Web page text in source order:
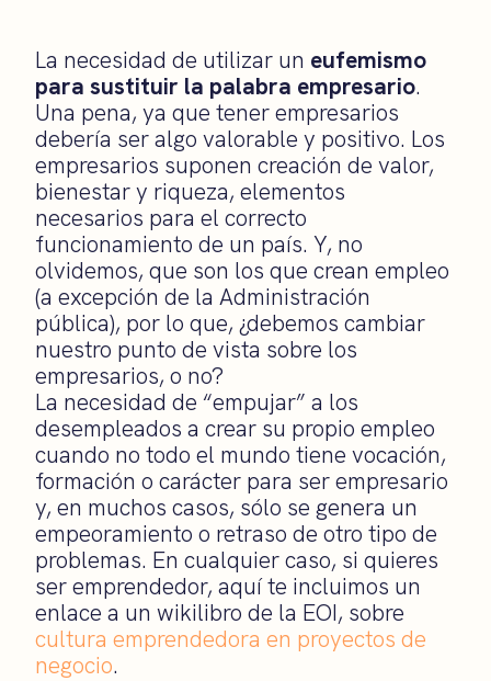
La necesidad de utilizar un eufemismo
para sustituir la palabra empresario.
Una pena, ya que tener empresarios
debería ser algo valorable y positivo. Los
empresarios suponen creación de valor,
bienestar y riqueza, elementos
necesarios para el correcto
funcionamiento de un país. Y, no
olvidemos, que son los que crean empleo
(a excepción de la Administración
pública), por lo que, ¿debemos cambiar
nuestro punto de vista sobre los
empresarios, o no?
La necesidad de “empujar” a los
desempleados a crear su propio empleo
cuando no todo el mundo tiene vocación,
formación o carácter para ser empresario
y, en muchos casos, sólo se genera un
empeoramiento o retraso de otro tipo de
problemas. En cualquier caso, si quieres
ser emprendedor, aquí te incluimos un
enlace a un wikilibro de la EOI, sobre
cultura emprendedora en proyectos de
negocio.